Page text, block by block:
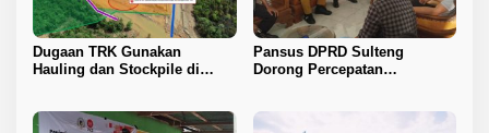
Dugaan TRK Gunakan
Hauling dan Stockpile di
Pansus DPRD Sulteng
Dorong Percepatan